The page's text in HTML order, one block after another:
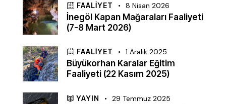
FAALIYET 8 Nisan 2026
İnegöl Kapan Mağaraları Faaliyeti
(7-8 Mart 2026)
FAALIYET 1 Aralık 2025
Büyükorhan Karalar Eğitim
Faaliyeti (22 Kasım 2025)
YAYIN 29 Temmuz 2025